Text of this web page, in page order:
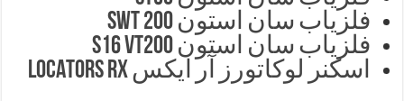
فلزیاب سان استون SWT 200
فلزیاب سان استون S16 VT200
اسکنر لوکاتورز آر ایکس LOCATORS RX